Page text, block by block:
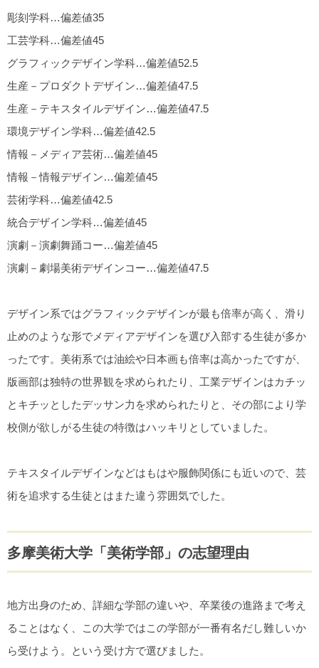
彫刻学科…偏差値35
工芸学科…偏差値45
グラフィックデザイン学科…偏差値52.5
生産－プロダクトデザイン…偏差値47.5
生産－テキスタイルデザイン…偏差値47.5
環境デザイン学科…偏差値42.5
情報－メディア芸術…偏差値45
情報－情報デザイン…偏差値45
芸術学科…偏差値42.5
統合デザイン学科…偏差値45
演劇－演劇舞踊コー…偏差値45
演劇－劇場美術デザインコー…偏差値47.5
デザイン系ではグラフィックデザインが最も倍率が高く、滑り
止めのような形でメディアデザインを選び入部する生徒が多か
ったです。美術系では油絵や日本画も倍率は高かったですが、
版画部は独特の世界観を求められたり、工業デザインはカチッ
とキチッとしたデッサン力を求められたりと、その部により学
校側が欲しがる生徒の特徴はハッキリとしていました。
テキスタイルデザインなどはもはや服飾関係にも近いので、芸
術を追求する生徒とはまた違う雰囲気でした。
多摩美術大学「美術学部」の志望理由
地方出身のため、詳細な学部の違いや、卒業後の進路まで考え
ることはなく、この大学ではこの学部が一番有名だし難しいか
ら受けよう。という受け方で選びました。